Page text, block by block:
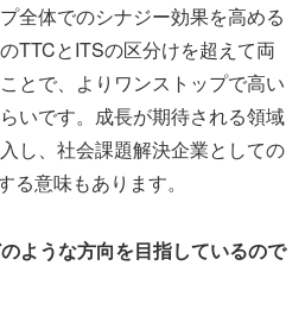
全体でのシナジー効果を高める
TTCとITSの区分けを超えて両
とで、よりワンストップで高い
いです。成長が期待される領域
し、社会課題解決企業としての
る意味もあります。
ような方向を目指しているので